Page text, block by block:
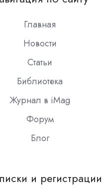
Slack
Главная
Новости
Статьи
Библиотека
Журнал в iMag
Форум
Блог
и регистрации